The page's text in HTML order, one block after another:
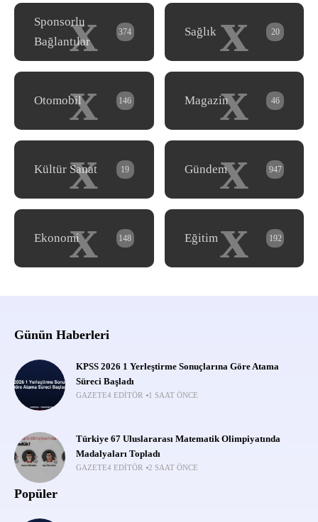
x
Sponsorlu
Bağlantılar
374 x
Sağlık 20
x
Otomobil 146 x
Magazin 46
x
Kültür Sanat 19 x
Gündem 947
x
Ekonomi 148 x
Eğitim 192
Günün Haberleri
KPSS 2026 1 Yerleştirme Sonuçlarına Göre Atama
Süreci Başladı
GAZETE4 EDITÖR 1 SAAT ÖNCE
Türkiye 67 Uluslararası Matematik Olimpiyatında
Madalyaları Topladı
GAZETE4 EDITÖR 2 SAAT ÖNCE
Popüler